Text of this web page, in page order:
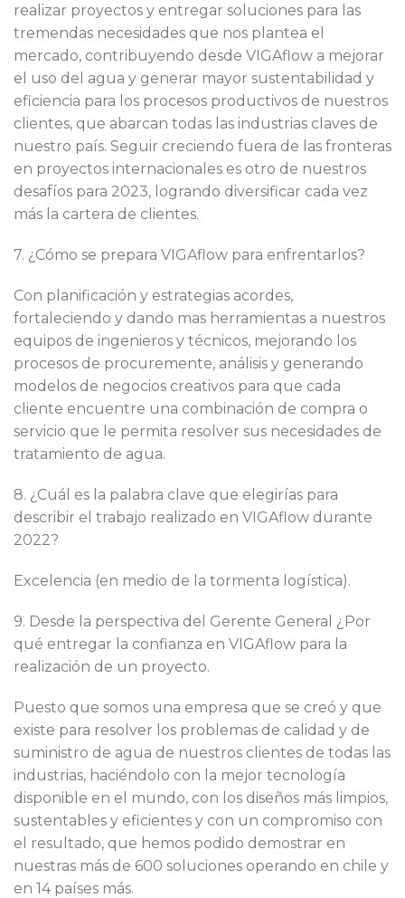
realizar proyectos y entregar soluciones para las
tremendas necesidades que nos plantea el
mercado, contribuyendo desde VIGAflow a mejorar
el uso del agua y generar mayor sustentabilidad y
eficiencia para los procesos productivos de nuestros
clientes, que abarcan todas las industrias claves de
nuestro país. Seguir creciendo fuera de las fronteras
en proyectos internacionales es otro de nuestros
desafíos para 2023, logrando diversificar cada vez
más la cartera de clientes.
7. ¿Cómo se prepara VIGAflow para enfrentarlos?
Con planificación y estrategias acordes,
fortaleciendo y dando mas herramientas a nuestros
equipos de ingenieros y técnicos, mejorando los
procesos de procuremente, análisis y generando
modelos de negocios creativos para que cada
cliente encuentre una combinación de compra o
servicio que le permita resolver sus necesidades de
tratamiento de agua.
8. ¿Cuál es la palabra clave que elegirías para
describir el trabajo realizado en VIGAflow durante
2022?
Excelencia (en medio de la tormenta logística).
9. Desde la perspectiva del Gerente General ¿Por
qué entregar la confianza en VIGAflow para la
realización de un proyecto.
Puesto que somos una empresa que se creó y que
existe para resolver los problemas de calidad y de
suministro de agua de nuestros clientes de todas las
industrias, haciéndolo con la mejor tecnología
disponible en el mundo, con los diseños más limpios,
sustentables y eficientes y con un compromiso con
el resultado, que hemos podido demostrar en
nuestras más de 600 soluciones operando en chile y
en 14 países más.